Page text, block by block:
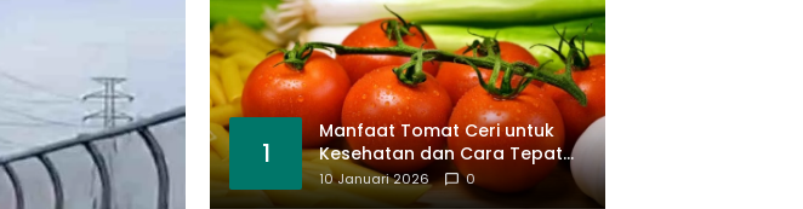
1
Manfaat Tomat Ceri untuk
Kesehatan dan Cara Tepat
Mengonsumsinya
10 Januari 2026 0